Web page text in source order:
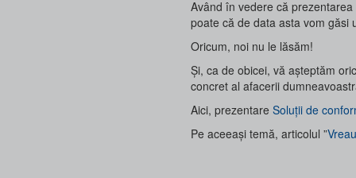
Având în vedere că
poate că de data asta vom găsi
Oricum, noi nu le lăsăm!
Și, ca de obicei, vă așteptăm
concret al afacerii
Aici, prezentare Soluții de
Pe aceeași temă, articolul ”